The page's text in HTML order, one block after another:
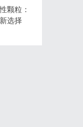
颗粒：
选择